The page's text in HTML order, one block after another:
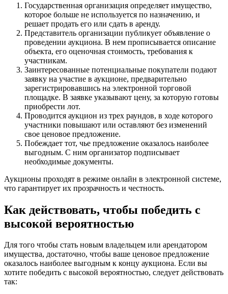
Государственная организация определяет имущество,
которое больше не используется по назначению, и
решает продать его или сдать в аренду.
Представитель организации публикует объявление о
проведении аукциона. В нем прописывается описание
объекта, его оценочная стоимость, требования к
участникам.
Заинтересованные потенциальные покупатели подают
заявку на участие в аукционе, предварительно
зарегистрировавшись на электронной торговой
площадке. В заявке указывают цену, за которую готовы
приобрести лот.
Проводится аукцион из трех раундов, в ходе которого
участники повышают или оставляют без изменений
свое ценовое предложение.
Побеждает тот, чье предложение оказалось наиболее
выгодным. С ним организатор подписывает
необходимые документы.
Аукционы проходят в режиме онлайн в электронной системе,
что гарантирует их прозрачность и честность.
Как действовать, чтобы победить с
высокой вероятностью
Для того чтобы стать новым владельцем или арендатором
имущества, достаточно, чтобы ваше ценовое предложение
оказалось наиболее выгодным к концу аукциона. Если вы
хотите победить с высокой вероятностью, следует действовать
так: